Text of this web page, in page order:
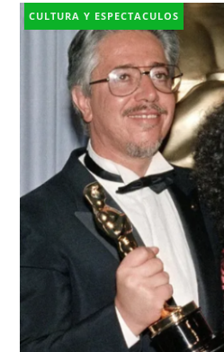
CULTURA Y ESPECTACULOS